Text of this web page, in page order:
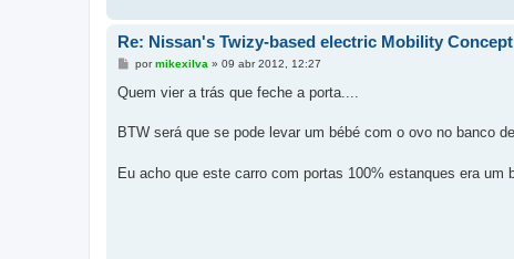
Re: Nissan's Twizy-based electric Mobility
M
n
g
pormikexilva » 09 abr 2012, 12:27
Quem vier a trás que feche a porta....
BTW será que se pode levar um bébé com o ovo no banco
Eu acho que este carro com portas 100% estanques era